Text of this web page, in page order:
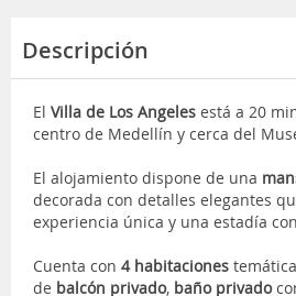
Descripción
El Villa de Los Angeles está a 20
centro de Medellín y cerca del
El alojamiento dispone de una
decorada con detalles elegantes
experiencia única y una estadía
Cuenta con 4 habitaciones
de balcón privado, baño privado